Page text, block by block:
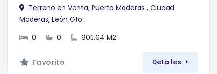
Terreno en Venta, Puerto Maderas , Ciudad
Maderas, León Gto.
0
0 803.64 M2
Favorito Detalles